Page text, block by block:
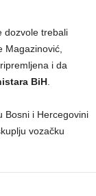
dozvole trebali
Magazinović,
i da
BiH
Bosni i Hercegovini
vozačku